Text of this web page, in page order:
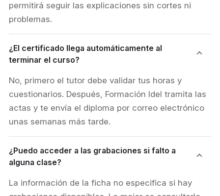
permitirá seguir las explicaciones sin cortes ni
problemas.
¿El certificado llega automáticamente al
terminar el curso?
No, primero el tutor debe validar tus horas y
cuestionarios. Después, Formación Idel tramita las
actas y te envía el diploma por correo electrónico
unas semanas más tarde.
¿Puedo acceder a las grabaciones si falto a
alguna clase?
La información de la ficha no especifica si hay